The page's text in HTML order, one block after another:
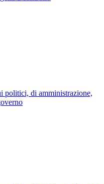
politici, di amministrazione,